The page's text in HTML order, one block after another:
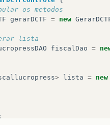
os metodos
gerarDCTF = new
lista
fiscalDao =
> lista = new
;